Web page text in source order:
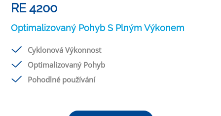
RE 4200
Optimalizovaný Pohyb S Plným Výkonem
Cyklonová Výkonnost
Optimalizovaný Pohyb
Pohodlné používání